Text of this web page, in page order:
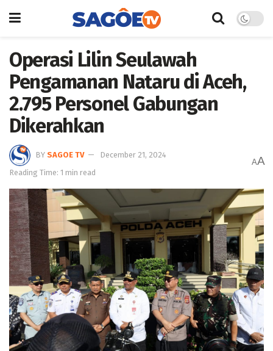
Operasi Lilin Seulawah
Pengamanan Nataru di Aceh,
2.795 Personel Gabungan
Dikerahkan
BY SAGOE TV
December 21, 2024
Reading Time: 1 min read
AA